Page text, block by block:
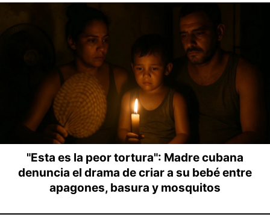
"Esta es la peor tortura": Madre cubana
denuncia el drama de criar a su bebé entre
apagones, basura y mosquitos